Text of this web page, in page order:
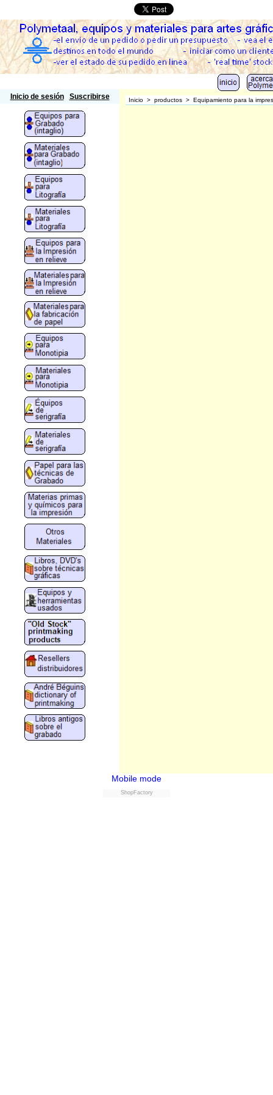
Inicio de sesión Suscribirse Inicio > productos > Equipamiento para la
Mobile mode
ShopFactory